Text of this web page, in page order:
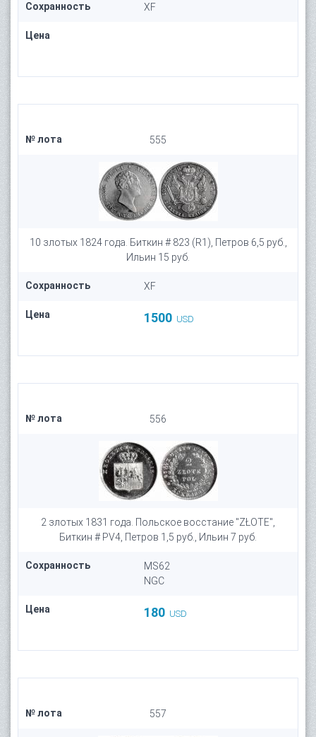
Сохранность XF
Цена
№ лота 555
10 злотых 1824 года. Биткин # 823 (R1), Петров 6,5 руб.,
Ильин 15 руб.
Сохранность XF
Цена 1500 USD
№ лота 556
2 злотых 1831 года. Польское восстание "ZŁOTE",
Биткин # PV4, Петров 1,5 руб., Ильин 7 руб.
Сохранность
MS62
NGC
Цена 180 USD
№ лота 557